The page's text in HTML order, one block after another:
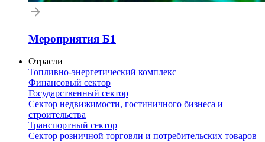
Мероприятия Б1
Отрасли
Топливно-энергетический комплекс
Финансовый сектор
Государственный сектор
Сектор недвижимости, гостиничного бизнеса и
строительства
Транспортный сектор
Сектор розничной торговли и потребительских товаров